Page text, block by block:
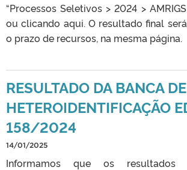
“Processos Seletivos > 2024 > AMRIGS
ou clicando aqui. O resultado final
o prazo de recursos, na mesma página.
RESULTADO DA BANCA DE
HETEROIDENTIFICAÇÃO
158/2024
14/01/2025
Informamos que os